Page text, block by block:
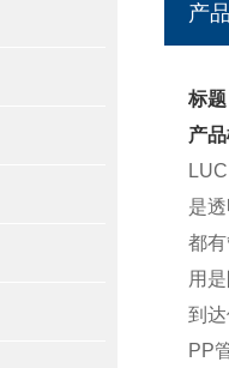
产
标
产
是
都
用
到
PP